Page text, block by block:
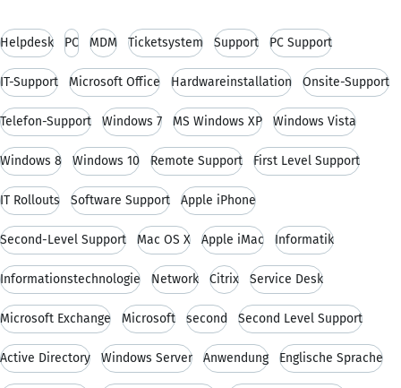
Helpdesk PC MDM Ticketsystem Support PC Support
IT-Support Microsoft Office Hardwareinstallation Onsite-Support
Telefon-Support Windows 7 MS Windows XP Windows Vista
Windows 8 Windows 10 Remote Support First Level Support
IT Rollouts Software Support Apple iPhone
Second-Level Support Mac OS X Apple iMac Informatik
Informationstechnologie Network Citrix Service Desk
Microsoft Exchange Microsoft second Second Level Support
Active Directory Windows Server Anwendung Englische Sprache